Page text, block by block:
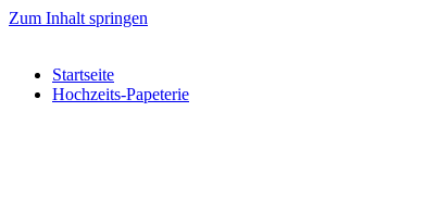
Zum Inhalt springen
Startseite
Hochzeits-Papeterie